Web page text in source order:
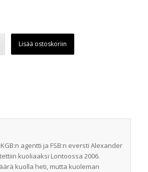
Lisää ostoskoriin
agentti ja FSB:n eversti Alexander
kuoliaaksi Lontoossa 2006.
kuolla heti, mutta kuoleman